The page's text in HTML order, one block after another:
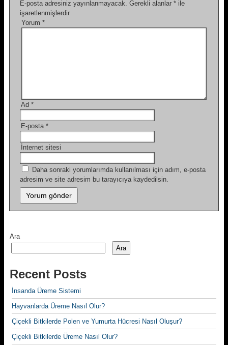
E-posta adresiniz yayınlanmayacak. Gerekli alanlar * ile
işaretlenmişlerdir
Yorum *
Ad *
E-posta *
İnternet sitesi
Daha sonraki yorumlarımda kullanılması için adım, e-posta
adresim ve site adresim bu tarayıcıya kaydedilsin.
Ara
Ara
Recent Posts
İnsanda Üreme Sistemi
Hayvanlarda Üreme Nasıl Olur?
Çiçekli Bitkilerde Polen ve Yumurta Hücresi Nasıl Oluşur?
Çiçekli Bitkilerde Üreme Nasıl Olur?